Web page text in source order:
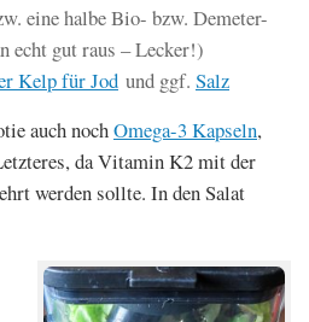
eine halbe Bio- bzw. Demeter-
echt gut raus – Lecker!)
Kelp für Jod und ggf. Salz
auch nochOmega-3 Kapseln,
da Vitamin K2 mit der
werden sollte. In den Salat